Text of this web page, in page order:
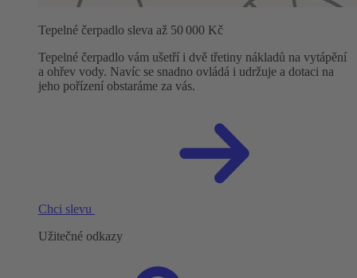
Tepelné čerpadlo sleva až 50 000 Kč
Tepelné čerpadlo vám ušetří i dvě třetiny nákladů na vytápění
a ohřev vody. Navíc se snadno ovládá i udržuje a dotaci na
jeho pořízení obstaráme za vás.
Chci slevu
Užitečné odkazy